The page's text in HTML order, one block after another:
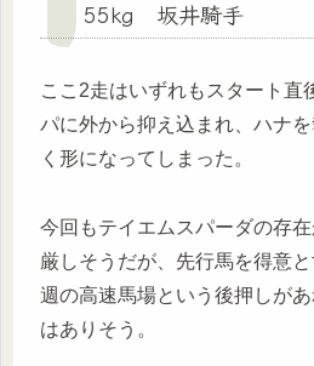
55kg 坂井騎手
ここ2走はいずれもスタート直
パに外から抑え込まれ、ハナ
く形になってしまった。
今回もテイエムスパーダの存
厳しそうだが、先行馬を得意
週の高速馬場という後押しが
はありそう。